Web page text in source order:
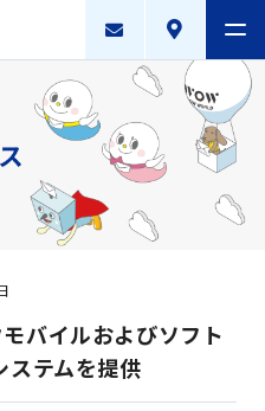
バイルおよびソフト
ステムを提供